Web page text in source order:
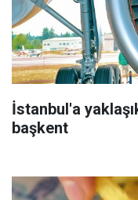
İstanbul'a
başkent